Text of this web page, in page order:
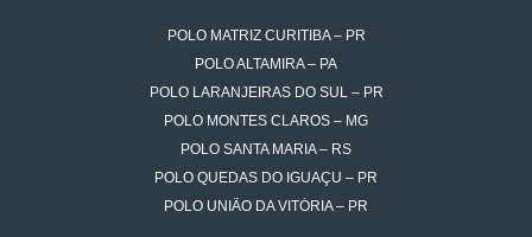
POLO MATRIZ CURITIBA – PR
POLO ALTAMIRA – PA
POLO LARANJEIRAS DO SUL – PR
POLO MONTES CLAROS – MG
POLO SANTA MARIA – RS
POLO QUEDAS DO IGUAÇU – PR
POLO UNIÃO DA VITÓRIA – PR